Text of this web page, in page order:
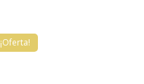
¡Oferta!